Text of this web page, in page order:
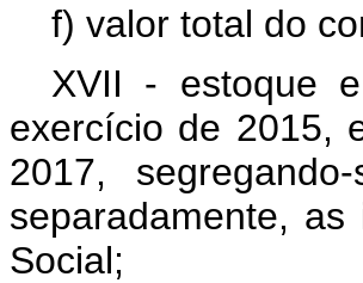
f) valor total do
XVII - estoque
exercício de 2015,
2017,
separadamente,
Social;